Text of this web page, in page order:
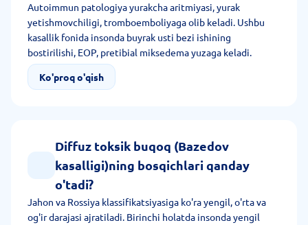
Autoimmun patologiya yurakcha aritmiyasi, yurak
yetishmovchiligi, tromboemboliyaga olib keladi. Ushbu
kasallik fonida insonda buyrak usti bezi ishining
bostirilishi, EOP, pretibial miksedema yuzaga keladi.
Osteoporoz va tireotoksik kriz asorat hisoblanadi. Oxirgi
asorat o'lim bilan yakunlanadi.
Ko'proq o'qish
Diffuz toksik buqoq (Bazedov
kasalligi)ning bosqichlari qanday
o'tadi?
Jahon va Rossiya klassifikatsiyasiga ko'ra yengil, o'rta va
og'ir darajasi ajratiladi. Birinchi holatda insonda yengil